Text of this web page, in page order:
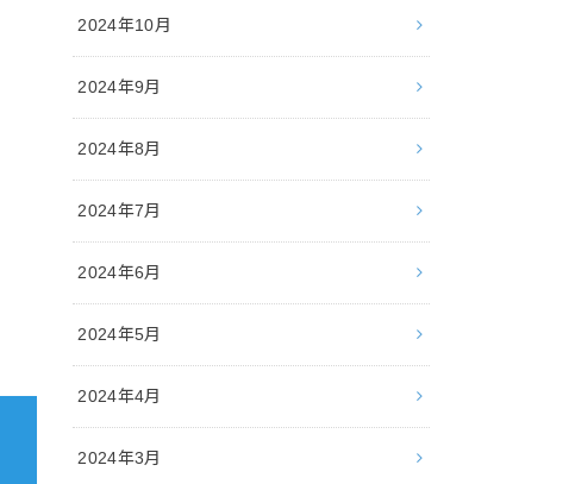
2024年10月
2024年9月
2024年8月
2024年7月
2024年6月
2024年5月
2024年4月
2024年3月